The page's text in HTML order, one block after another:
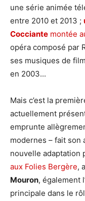
une série animée
entre 2010 et 2013 ;
Cocciante montée
opéra composé par
ses musiques de
en 2003...
Mais c’est la
actuellement
emprunte
modernes – fait son
nouvelle adaptation
aux Folies Bergère,
Mouron, également
principale dans le